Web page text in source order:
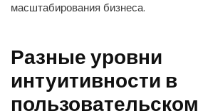
масштабирования бизнеса.
Разные уровни
интуитивности в
пользовательском